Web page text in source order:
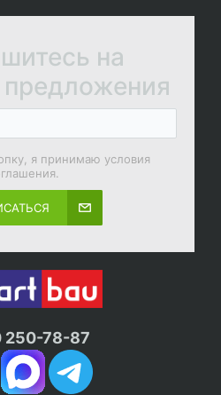
на
я принимаю условия
250-78-87